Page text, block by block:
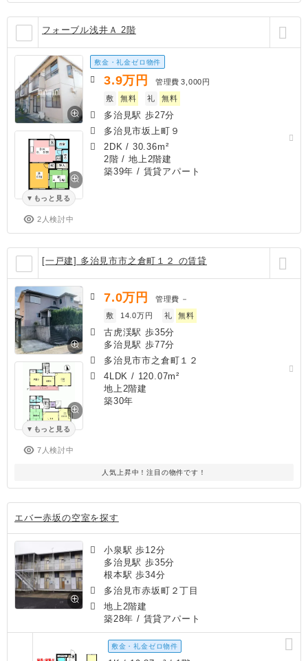
フォーブル浅井Ａ 2階
もっと見る
2人検討中
敷金・礼金ゼロ物件
3.9万円 管理費 3,000円
敷
無料 礼 無料
多治見駅 歩27分
多治見市坂上町９
2DK / 30.36m²
2階 / 地上2階建
築39年 / 賃貸アパート
[一戸建] 多治見市市之倉町１２ の賃貸
もっと見る
7人検討中
7.0万円 管理費 －
敷
14.0万円 礼 無料
古虎渓駅 歩35分
多治見駅 歩77分
多治見市市之倉町１２
4LDK / 120.07m²
地上2階建
築30年
人気上昇中！注目の物件です！
エバー赤坂の空室を探す
小泉駅 歩12分
多治見駅 歩35分
根本駅 歩34分
多治見市赤坂町２丁目
地上2階建
築28年 / 賃貸アパート
敷金・礼金ゼロ物件